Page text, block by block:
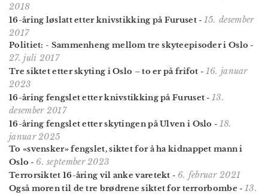
2018
16-åring løslatt etter knivstikking på Furuset- 15. desember
2017
Politiet: - Sammenheng mellom tre skyteepisoder i Oslo -
27. juli 2017
Tre siktet etter skyting i Oslo – to er på frifot - 16. januar
2023
16-åring fengslet etter knivstikking på Furuset -13.
desember 2017
16-åring fengslet etter skytingen på Ulven i Oslo - 18.
januar 2025
To «svensker» fengslet, siktet for å ha kidnappet mann i
Oslo - 6. september 2023
Terrorsiktet 16-åring vil anke varetekt - 6. februar 2021
Også moren til de tre brødrene siktet for terrorbombe - 13.